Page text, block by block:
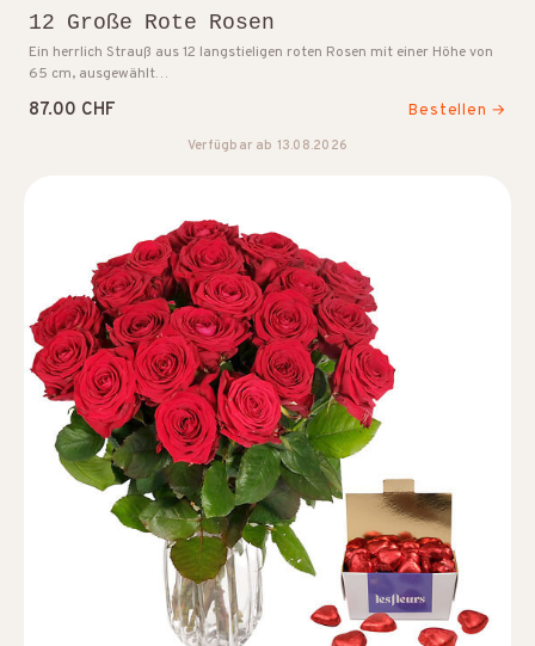
12 Große Rote Rosen
Ein herrlich Strauß aus 12 langstieligen roten Rosen mit einer Höhe von
65 cm, ausgewählt…
87.00 CHF Bestellen →
Verfügbar ab 13.08.2026